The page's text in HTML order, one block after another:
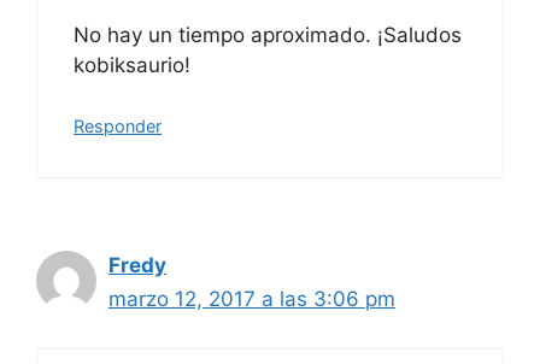
No hay un tiempo aproximado. ¡Saludos
kobiksaurio!
Responder
Fredy
marzo 12, 2017 a las 3:06 pm